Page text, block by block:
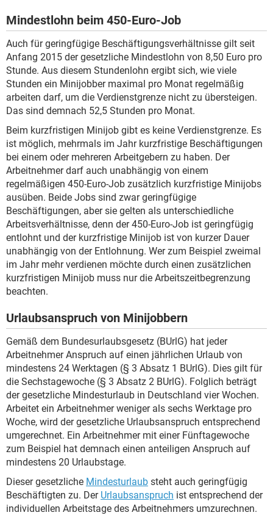
Mindestlohn beim 450-Euro-Job
Auch für geringfügige Beschäftigungsverhältnisse gilt seit
Anfang 2015 der gesetzliche Mindestlohn von 8,50 Euro pro
Stunde. Aus diesem Stundenlohn ergibt sich, wie viele
Stunden ein Minijobber maximal pro Monat regelmäßig
arbeiten darf, um die Verdienstgrenze nicht zu übersteigen.
Das sind demnach 52,5 Stunden pro Monat.
Beim kurzfristigen Minijob gibt es keine Verdienstgrenze. Es
ist möglich, mehrmals im Jahr kurzfristige Beschäftigungen
bei einem oder mehreren Arbeitgebern zu haben. Der
Arbeitnehmer darf auch unabhängig von einem
regelmäßigen 450-Euro-Job zusätzlich kurzfristige Minijobs
ausüben. Beide Jobs sind zwar geringfügige
Beschäftigungen, aber sie gelten als unterschiedliche
Arbeitsverhältnisse, denn der 450-Euro-Job ist geringfügig
entlohnt und der kurzfristige Minijob ist von kurzer Dauer
unabhängig von der Entlohnung. Wer zum Beispiel zweimal
im Jahr mehr verdienen möchte durch einen zusätzlichen
kurzfristigen Minijob muss nur die Arbeitszeitbegrenzung
beachten.
Urlaubsanspruch von Minijobbern
Gemäß dem Bundesurlaubsgesetz (BUrlG) hat jeder
Arbeitnehmer Anspruch auf einen jährlichen Urlaub von
mindestens 24 Werktagen (§ 3 Absatz 1 BUrlG). Dies gilt für
die Sechstagewoche (§ 3 Absatz 2 BUrlG). Folglich beträgt
der gesetzliche Mindesturlaub in Deutschland vier Wochen.
Arbeitet ein Arbeitnehmer weniger als sechs Werktage pro
Woche, wird der gesetzliche Urlaubsanspruch entsprechend
umgerechnet. Ein Arbeitnehmer mit einer Fünftagewoche
zum Beispiel hat demnach einen anteiligen Anspruch auf
mindestens 20 Urlaubstage.
Dieser gesetzliche Mindesturlaub steht auch geringfügig
Beschäftigten zu. Der Urlaubsanspruch ist entsprechend der
individuellen Arbeitstage des Arbeitnehmers umzurechnen.